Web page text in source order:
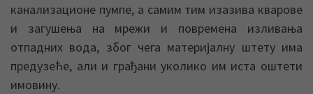
канализационе пумпе, а самим тим изазива кварове
и загушења на мрежи и повремена изливања
отпадних вода, због чега материјалну штету има
предузеће, али и грађани уколико им иста оштети
имовину.